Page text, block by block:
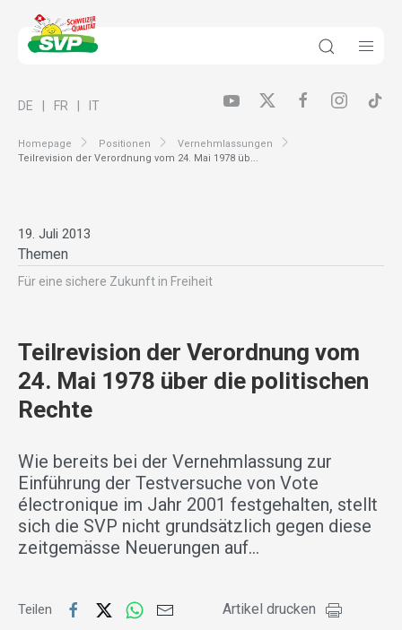
Homepage Positionen
Vernehmlassungen
Teilrevision der Verordnung vom 24. Mai 1978 üb...
DE FR IT
19. Juli 2013
Themen
Für eine sichere Zukunft in Freiheit
Teilrevision der Verordnung vom
24. Mai 1978 über die politischen
Rechte
Wie bereits bei der Vernehmlassung zur
Einführung der Testversuche von Vote
électronique im Jahr 2001 festgehalten, stellt
sich die SVP nicht grundsätzlich gegen diese
zeitgemässe Neuerungen auf…
Teilen Artikel drucken